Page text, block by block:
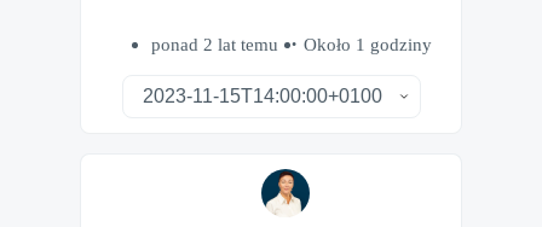
ponad 2 lat temu Około 1 godziny